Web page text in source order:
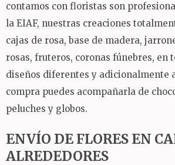
contamos con floristas son
la EIAF, nuestras creaciones
cajas de rosa, base de madera,
rosas, fruteros, coronas fúnebres, en
diseños diferentes y adicionalmente
compra puedes acompañarla de
peluches y globos.
ENVÍO DE FLORES EN
ALREDEDORES